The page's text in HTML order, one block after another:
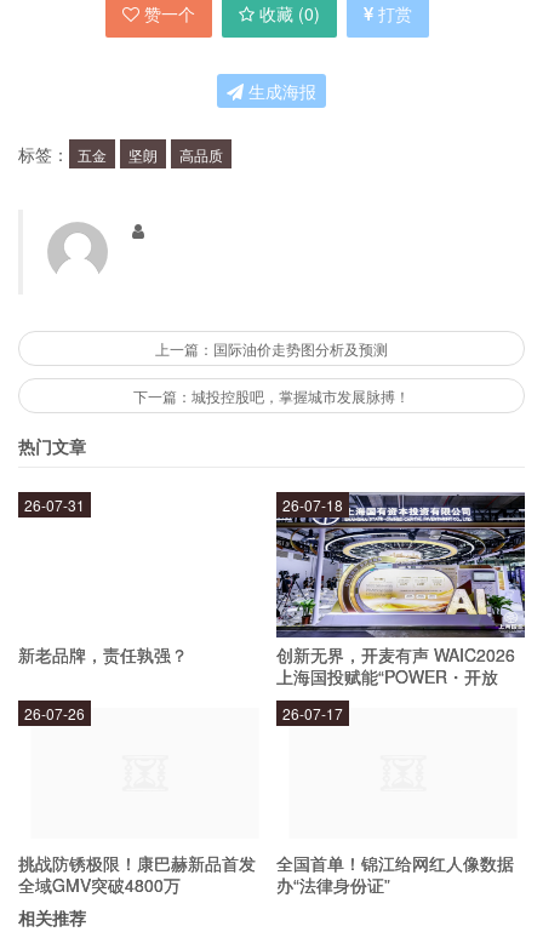
坚朗五金的生产流程是怎样的？
我们的生产流程严格按照国际标准进行，包括原材
料采购、生产加工、质量检测、包装和运输等环
环节都能达到最高标准。
坚朗五金的客户遍布全球，包括建筑公司、家具厂
得了客户的信任和赞誉。
坚朗五金的未来规划是什么？
我们将继续致力于为客户提供高品质五金产品和优
质服务，不断创新和升级产品线，满足客户不断增
长的需求。同时，我们将加强与客户的合作，共同
坚朗五金以高品质、高性能、高耐用性和美观大方
赞一个 收藏 (0) 打赏
生成海报
标签： 五金 坚朗 高品质
上一篇：国际油价走势图分析及预测
下一篇：城投控股吧，掌握城市发展脉搏！
热门文章
新老品牌，责任孰强？
26-07-31
创新无界，开麦有声 WAIC2026
上海国投赋能“POWER・开放
麦”专场成功举办
26-07-18
挑战防锈极限！康巴赫新品首发
全域GMV突破4800万
26-07-26
全国首单！锦江给网红人像数据
办“法律身份证”
26-07-17
相关推荐